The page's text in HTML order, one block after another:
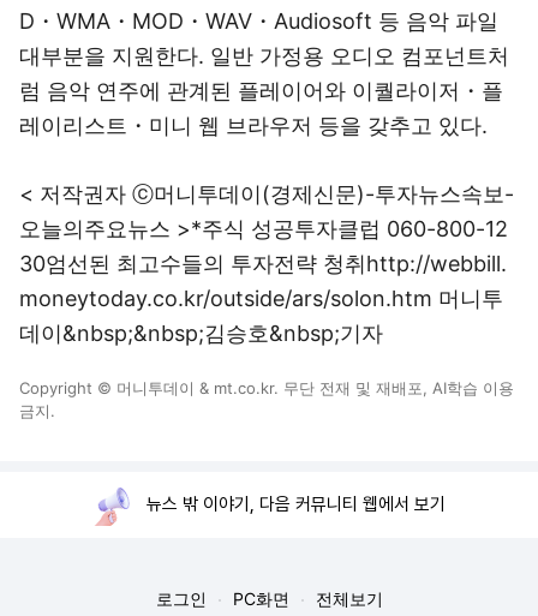
D・WMA・MOD・WAV・Audiosoft 등 음악 파일
대부분을 지원한다. 일반 가정용 오디오 컴포넌트처
럼 음악 연주에 관계된 플레이어와 이퀄라이저・플
레이리스트・미니 웹 브라우저 등을 갖추고 있다.
< 저작권자 ⓒ머니투데이(경제신문)-투자뉴스속보-
오늘의주요뉴스 >*주식 성공투자클럽 060-800-12
30엄선된 최고수들의 투자전략 청취http://webbill.
moneytoday.co.kr/outside/ars/solon.htm 머니투
데이&nbsp;&nbsp;김승호&nbsp;기자
Copyright © 머니투데이 & mt.co.kr. 무단 전재 및 재배포, AI학습 이용
금지.
뉴스 밖 이야기, 다음 커뮤니티 웹에서 보기
로그인 PC화면 전체보기